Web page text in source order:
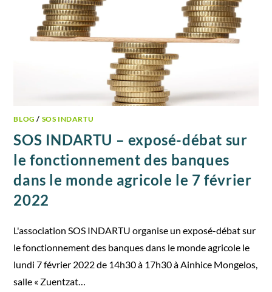
BLOG / SOS INDARTU
SOS INDARTU – exposé-débat sur
le fonctionnement des banques
dans le monde agricole le 7 février
2022
L'association SOS INDARTU organise un exposé-débat sur
le fonctionnement des banques dans le monde agricole le
lundi 7 février 2022 de 14h30 à 17h30 à Ainhice Mongelos,
salle « Zuentzat…